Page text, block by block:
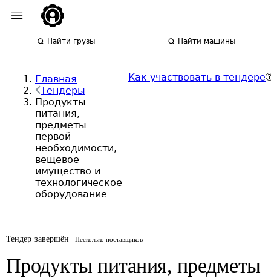
Найти грузы Найти машины
Главная
Тендеры
Продукты
питания,
предметы
первой
необходимости,
вещевое
имущество и
технологическое
оборудование
Как участвовать в тендере
Тендер завершён Несколько поставщиков
Продукты питания, предметы